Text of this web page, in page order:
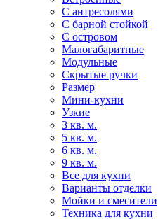
С антресолями
С барной стойкой
С островом
Малогабаритные
Модульные
Скрытые ручки
Размер
Мини-кухни
Узкие
3 кв. м.
5 кв. м.
6 кв. м.
9 кв. м.
Все для кухни
Варианты отделки
Мойки и смесители
Техника для кухни